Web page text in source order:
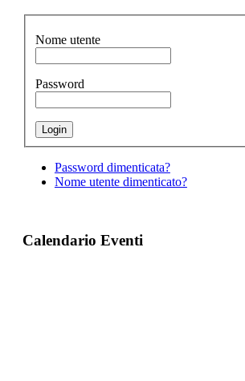
Nome utente
Password
Password dimenticata?
Nome utente dimenticato?
Calendario Eventi